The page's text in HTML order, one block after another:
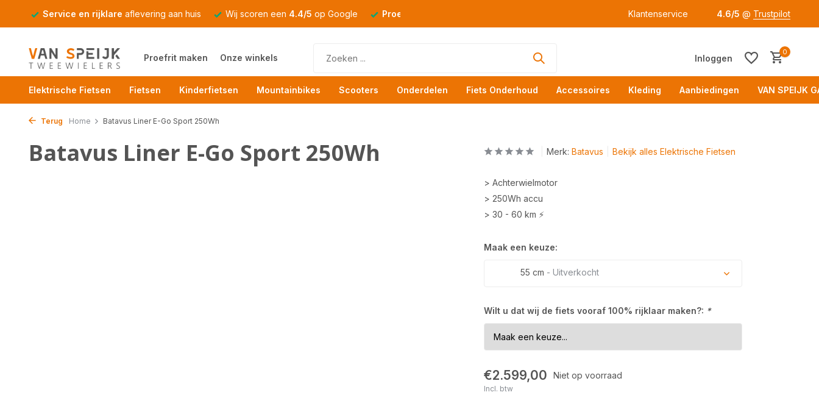
Service en rijklare aflevering aan huis Wij scoren een 4.4/5 op Google Proefrit Klantenservice 4.6/5 @ Trustpilot
Proefrit maken Onze winkels Inloggen
0
Elektrische Fietsen Fietsen Kinderfietsen Mountainbikes Scooters Onderdelen Fiets Onderhoud Accessoires Kleding Aanbiedingen VAN SPEIJK
Terug Home Batavus Liner E-Go Sport 250Wh
Batavus Liner E-Go Sport 250Wh Merk: Batavus Bekijk alles Elektrische Fietsen
> Achterwielmotor
> 250Wh accu
> 30 - 60 km ⚡
Maak een keuze:
55 cm - Uitverkocht
Wilt u dat wij de fiets vooraf 100% rijklaar maken?: *
€2.599,00 Niet op voorraad
Incl. btw